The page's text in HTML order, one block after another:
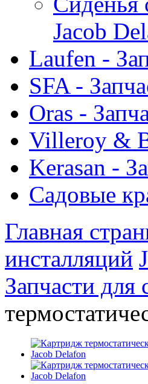
Jacob
Laufen -
SFA -
Oras -
Villeroy &
Kerasan -
Садовые
Главная
инсталляций
Запчасти для